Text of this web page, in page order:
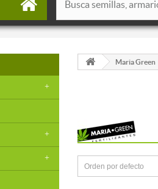
Maria Green
Orden por defecto